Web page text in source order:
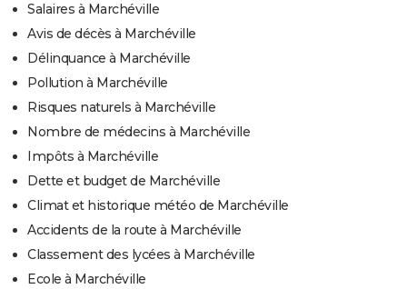
Salaires à Marchéville
Avis de décès à Marchéville
Délinquance à Marchéville
Pollution à Marchéville
Risques naturels à Marchéville
Nombre de médecins à Marchéville
Impôts à Marchéville
Dette et budget de Marchéville
Climat et historique météo de Marchéville
Accidents de la route à Marchéville
Classement des lycées à Marchéville
Ecole à Marchéville